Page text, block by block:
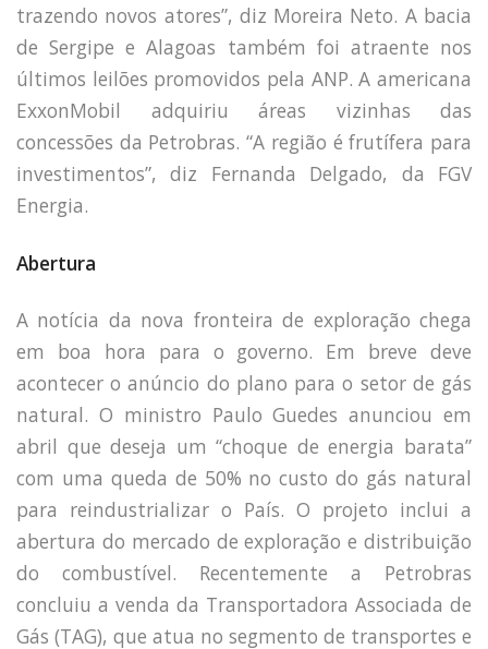
trazendo novos atores”, diz Moreira Neto. A bacia
de Sergipe e Alagoas também foi atraente nos
últimos leilões promovidos pela ANP. A americana
ExxonMobil adquiriu áreas vizinhas das
concessões da Petrobras. “A região é frutífera para
investimentos”, diz Fernanda Delgado, da FGV
Energia.
Abertura
A notícia da nova fronteira de exploração chega
em boa hora para o governo. Em breve deve
acontecer o anúncio do plano para o setor de gás
natural. O ministro Paulo Guedes anunciou em
abril que deseja um “choque de energia barata”
com uma queda de 50% no custo do gás natural
para reindustrializar o País. O projeto inclui a
abertura do mercado de exploração e distribuição
do combustível. Recentemente a Petrobras
concluiu a venda da Transportadora Associada de
Gás (TAG), que atua no segmento de transportes e